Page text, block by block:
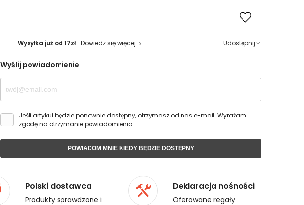
Wysyłka już od 17zł Dowiedz się więcej Udostępnij
Wyślij powiadomienie
Jeśli artykuł będzie ponownie dostępny, otrzymasz od nas e-mail. Wyrażam
zgodę na otrzymanie powiadomienia.
POWIADOM MNIE KIEDY BĘDZIE DOSTĘPNY
Polski dostawca
Produkty sprawdzone i
Deklaracja nośności
Oferowane regały